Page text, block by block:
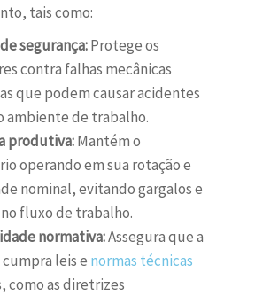
tais como:
segurança:Protege os
contra falhas mecânicas
que podem causar acidentes
ambiente de trabalho.
produtiva:Mantém o
operando em sua rotação e
nominal, evitando gargalos e
fluxo de trabalho.
normativa:Assegura que a
leis e normas técnicas
como as diretrizes